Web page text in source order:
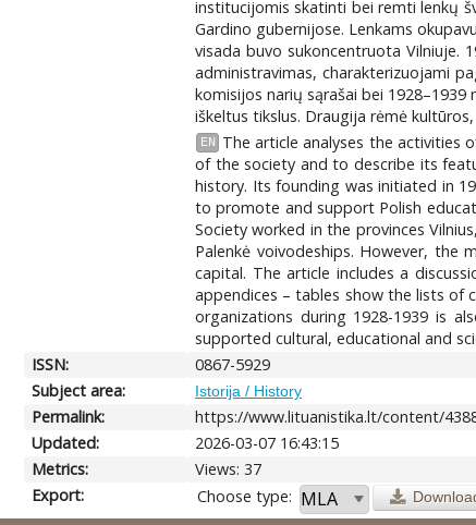
institucijomis skatinti bei remti lenkų
Gardino gubernijose. Lenkams
visada buvo sukoncentruota Vilniuje.
administravimas, charakterizuojami
komisijos narių sąrašai bei
iškeltus tikslus. Draugija rėmė
EN
The article analyses the activities
of the society and to describe its
history. Its founding was initiated in
to promote and support Polish
Society worked in the provinces
Palenkė voivodeships. However, the
capital. The article includes a
appendices – tables show the lists of
organizations during 1928-1939 is
supported cultural, educational and
ISSN:
0867-5929
Subject area:
Istorija / History
Permalink:
https://www.lituanistika.lt/content/
Updated:
2026-03-07 16:43:15
Metrics:
Views: 37
Export:
Choose type: